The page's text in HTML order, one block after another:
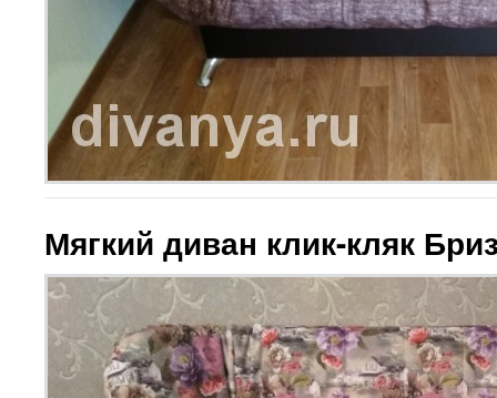
Мягкий диван клик-кляк